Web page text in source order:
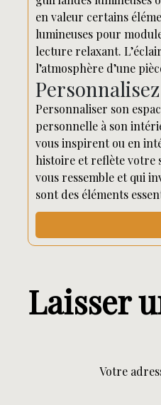
en valeur certains
lumineuses pour
lecture relaxant.
l’atmosphère d’une
Personnaliser son
personnelle à son
vous inspirent ou en
histoire et reflète votre
vous ressemble et qui
sont des éléments
Laisser
Votre